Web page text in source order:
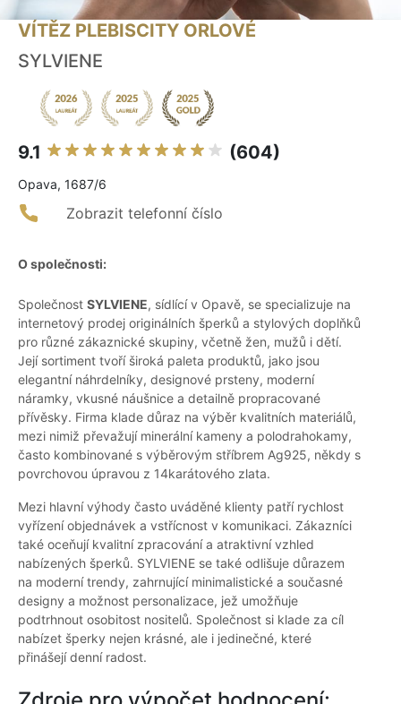
VÍTĚZ PLEBISCITY ORLOVÉ
SYLVIENE
9.1 (604)
Opava, 1687/6
Zobrazit telefonní číslo
O společnosti:
Společnost SYLVIENE, sídlící v Opavě, se specializuje na
internetový prodej originálních šperků a stylových doplňků
pro různé zákaznické skupiny, včetně žen, mužů i dětí.
Její sortiment tvoří široká paleta produktů, jako jsou
elegantní náhrdelníky, designové prsteny, moderní
náramky, vkusné náušnice a detailně propracované
přívěsky. Firma klade důraz na výběr kvalitních materiálů,
mezi nimiž převažují minerální kameny a polodrahokamy,
často kombinované s výběrovým stříbrem Ag925, někdy s
povrchovou úpravou z 14karátového zlata.
Mezi hlavní výhody často uváděné klienty patří rychlost
vyřízení objednávek a vstřícnost v komunikaci. Zákazníci
také oceňují kvalitní zpracování a atraktivní vzhled
nabízených šperků. SYLVIENE se také odlišuje důrazem
na moderní trendy, zahrnující minimalistické a současné
designy a možnost personalizace, jež umožňuje
podtrhnout osobitost nositelů. Společnost si klade za cíl
nabízet šperky nejen krásné, ale i jedinečné, které
přinášejí denní radost.